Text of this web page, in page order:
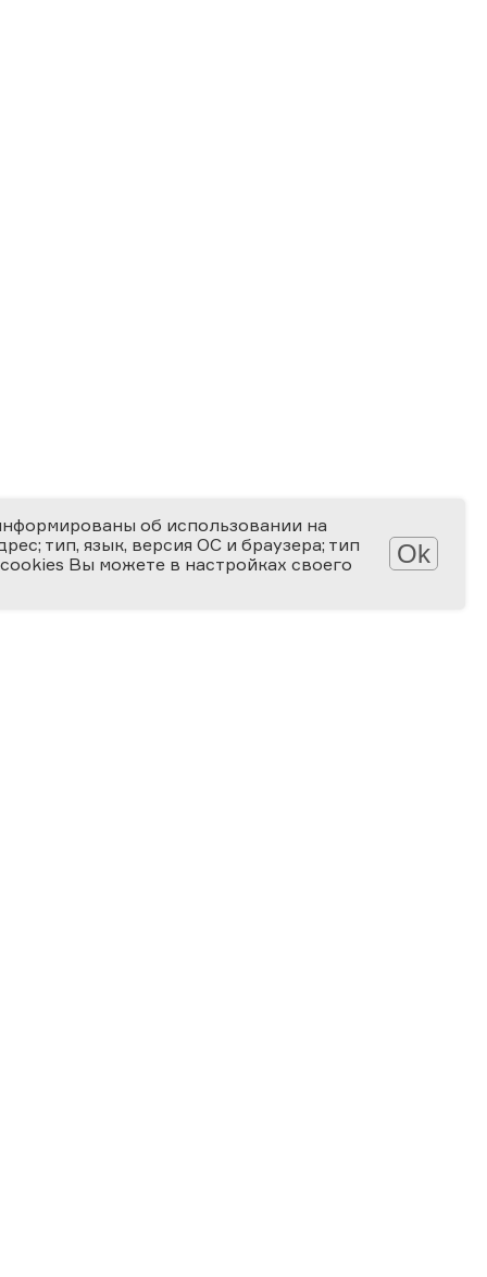
об использовании на
тип, язык, версия ОС и браузера; тип
Вы можете в настройках своего
Ok